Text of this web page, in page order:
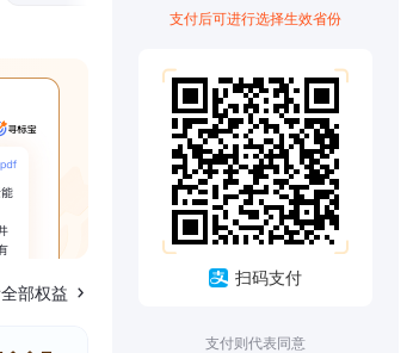
部权益
支付后可进行选择生效省份
扫码支付
支付则代表同意